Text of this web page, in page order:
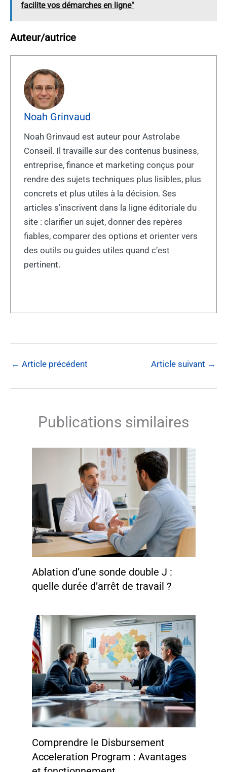
facilite vos démarches en ligne"
Auteur/autrice
Noah Grinvaud
Noah Grinvaud est auteur pour Astrolabe
Conseil. Il travaille sur des contenus business,
entreprise, finance et marketing conçus pour
rendre des sujets techniques plus lisibles, plus
concrets et plus utiles à la décision. Ses
articles s’inscrivent dans la ligne éditoriale du
site : clarifier un sujet, donner des repères
fiables, comparer des options et orienter vers
des outils ou guides utiles quand c’est
pertinent.
← Article précédent Article suivant →
Publications similaires
Ablation d’une sonde double J :
quelle durée d’arrêt de travail ?
Comprendre le Disbursement
Acceleration Program : Avantages